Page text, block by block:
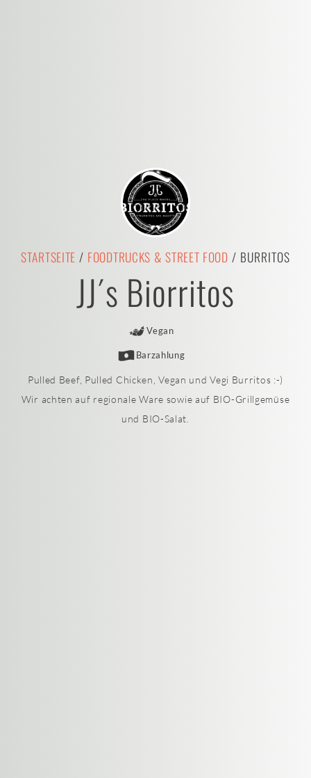
STARTSEITE / FOODTRUCKS & STREET FOOD / BURRITOS
JJ´s Biorritos
Vegan
Barzahlung
Pulled Beef, Pulled Chicken, Vegan und Vegi Burritos :-)
Wir achten auf regionale Ware sowie auf BIO-Grillgemüse
und BIO-Salat.